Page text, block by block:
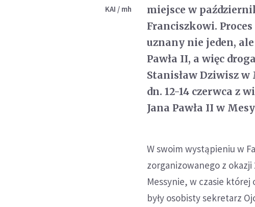
KAI / mh
miejsce w
Franciszkowi.
uznany nie jeden,
Pawła II, a więc
Stanisław Dziwisz
dn. 12-14 czerwca z
Jana Pawła II w
W swoim wystąpieniu w
zorganizowanego z okazji
Messynie, w czasie której
były osobisty sekretarz